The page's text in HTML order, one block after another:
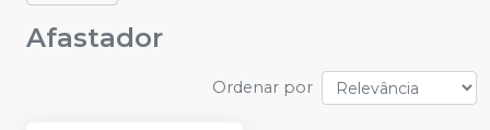
Afastador
Ordenar por